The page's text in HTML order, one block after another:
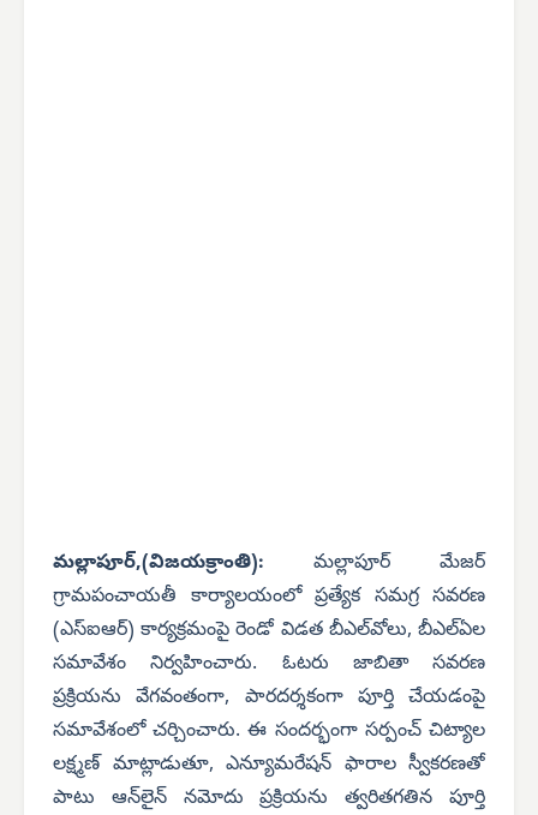
మల్లాపూర్,(విజయక్రాంతి): మల్లాపూర్ మేజర్
గ్రామపంచాయతీ కార్యాలయంలో ప్రత్యేక సమగ్ర సవరణ
(ఎస్‌ఐఆర్) కార్యక్రమంపై రెండో విడత బీఎల్‌వోలు, బీఎల్‌ఏల
సమావేశం నిర్వహించారు. ఓటరు జాబితా సవరణ
ప్రక్రియను వేగవంతంగా, పారదర్శకంగా పూర్తి చేయడంపై
సమావేశంలో చర్చించారు. ఈ సందర్భంగా సర్పంచ్ చిట్యాల
లక్ష్మణ్ మాట్లాడుతూ, ఎన్యూమరేషన్ ఫారాల స్వీకరణతో
పాటు ఆన్‌లైన్ నమోదు ప్రక్రియను త్వరితగతిన పూర్తి